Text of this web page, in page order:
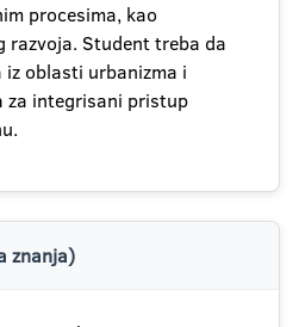
procesima, kao
razvoja. Student treba da
oblasti urbanizma i
za integrisani pristup
znanja)